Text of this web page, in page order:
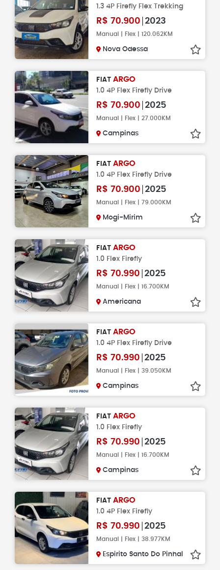
1.3 4P Firefly Flex Trekking
R$ 70.900 2023
Manual | Flex | 120.062KM
Nova Odessa
FIAT ARGO
1.0 4P Flex Firefly Drive
R$ 70.900 2025
Manual | Flex | 27.000KM
Campinas
FIAT ARGO
1.0 4P Flex Firefly Drive
R$ 70.900 2025
Manual | Flex | 79.000KM
Mogi-Mirim
FIAT ARGO
1.0 Flex Firefly
R$ 70.990 2025
Manual | Flex | 16.700KM
Americana
FIAT ARGO
1.0 4P Flex Firefly Drive
R$ 70.990 2025
Manual | Flex | 39.050KM
Campinas
FIAT ARGO
1.0 Flex Firefly
R$ 70.990 2025
Manual | Flex | 16.700KM
Campinas
FIAT ARGO
1.0 4P Flex Firefly
R$ 70.990 2025
Manual | Flex | 38.977KM
Espirito Santo Do Pinhal